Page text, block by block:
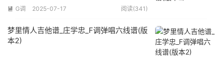
 G调 2025-07-17 阅读(341)
梦里情人吉他谱_庄学忠_F调弹唱六线谱(版
本2)